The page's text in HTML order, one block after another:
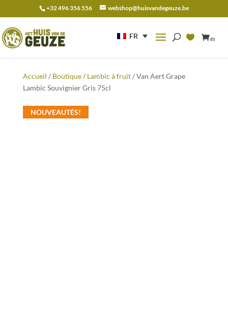
+32 496 356 556 webshop@huisvandegeuze.be
FR (0)
pour :
Accueil / Boutique/ Lambic à fruit/ Van Aert Grape
Lambic Souvignier Gris 75cl
NOUVEAUTÉS!